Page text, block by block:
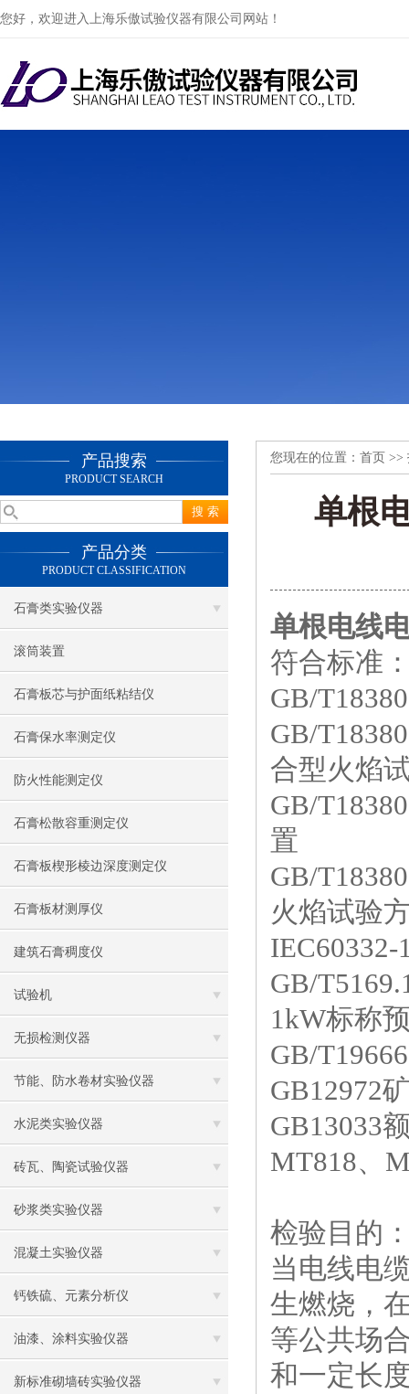
您好，欢迎进入上海乐傲试验仪器有限公司网站！
产品搜索
PRODUCT SEARCH
产品分类
PRODUCT CLASSIFICATION
石膏类实验仪器
滚筒装置
石膏板芯与护面纸粘结仪
石膏保水率测定仪
防火性能测定仪
石膏松散容重测定仪
石膏板楔形棱边深度测定仪
石膏板材测厚仪
建筑石膏稠度仪
试验机
无损检测仪器
节能、防水卷材实验仪器
水泥类实验仪器
砖瓦、陶瓷试验仪器
砂浆类实验仪器
混凝土实验仪器
钙铁硫、元素分析仪
油漆、涂料实验仪器
新标准砌墙砖实验仪器
您现在的位置： 首页 >>
单根
单根电线
符合标准
GB/
GB/
合型火焰
GB/
置
GB/
火焰试验
IEC60332-
GB/
1kW标称
GB/
GB12972
GB13033
MT818、
检验目的
当电线电
生燃烧，
等公共场
和一定长